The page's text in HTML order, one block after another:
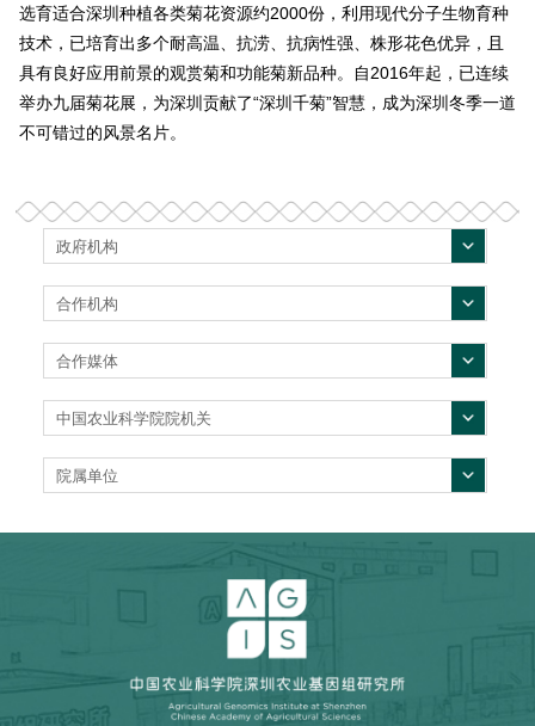
选育适合深圳种植各类菊花资源约2000份，利用现代分子生物育种
技术，已培育出多个耐高温、抗涝、抗病性强、株形花色优异，且
具有良好应用前景的观赏菊和功能菊新品种。自2016年起，已连续
举办九届菊花展，为深圳贡献了“深圳千菊”智慧，成为深圳冬季一道
不可错过的风景名片。
政府机构
合作机构
合作媒体
中国农业科学院院机关
院属单位